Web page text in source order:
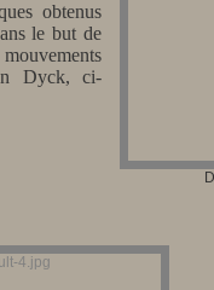
obtenus
le but de
Dyck, ci-